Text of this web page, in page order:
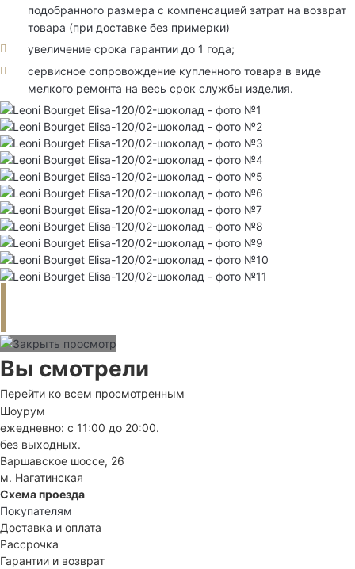
подобранного размера с компенсацией затрат на возврат
товара (при доставке без примерки)
увеличение срока гарантии до 1 года;
сервисное сопровождение купленного товара в виде
мелкого ремонта на весь срок службы изделия.
Вы смотрели
Перейти ко всем просмотренным
Шоурум
ежедневно: с 11:00 до 20:00.
без выходных.
Варшавское шоссе, 26
м. Нагатинская
Схема проезда
Покупателям
Доставка и оплата
Рассрочка
Гарантии и возврат